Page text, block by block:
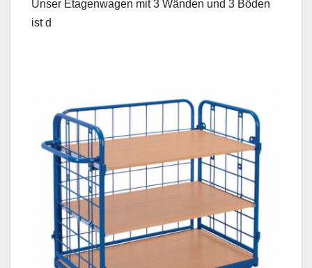
Unser Etagenwagen mit 3 Wänden und 3 Böden
ist d